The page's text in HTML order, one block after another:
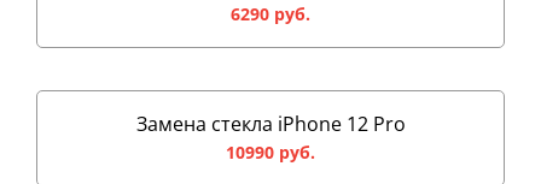
6290 руб.
Замена стекла iPhone 12 Pro
10990 руб.